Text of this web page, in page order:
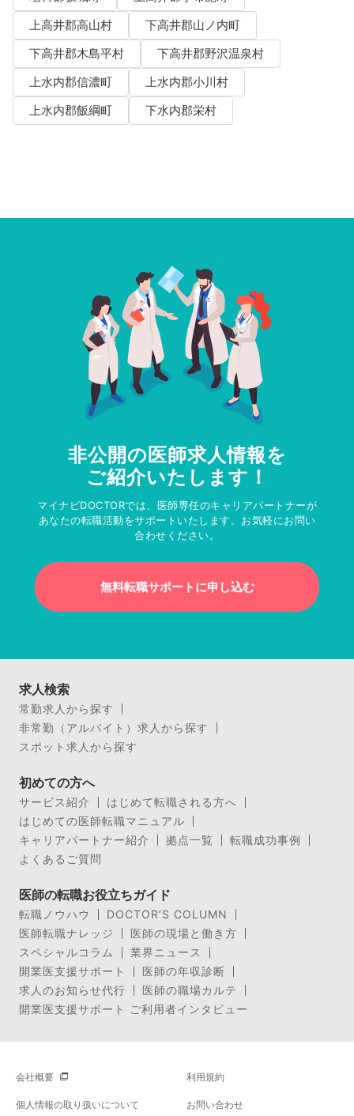
上高井郡高山村
下高井郡山ノ内町
下高井郡木島平村
下高井郡野沢温泉村
上水内郡信濃町
上水内郡小川村
上水内郡飯綱町
下水内郡栄村
非公開の医師求人情報を
ご紹介いたします！
マイナビDOCTORでは、医師専任のキャリアパートナーが
あなたの転職活動をサポートいたします。お気軽にお問い
合わせください。
無料転職サポートに申し込む
求人検索
常勤求人から探す
非常勤（アルバイト）求人から探す
スポット求人から探す
初めての方へ
サービス紹介
はじめて転職される方へ
はじめての医師転職マニュアル
キャリアパートナー紹介
拠点一覧
転職成功事例
よくあるご質問
医師の転職お役立ちガイド
転職ノウハウ
DOCTOR’S COLUMN
医師転職ナレッジ
医師の現場と働き方
スペシャルコラム
業界ニュース
開業医支援サポート
医師の年収診断
求人のお知らせ代行
医師の職場カルテ
開業医支援サポート ご利用者インタビュー
会社概要 利用規約
個人情報の取り扱いについて お問い合わせ